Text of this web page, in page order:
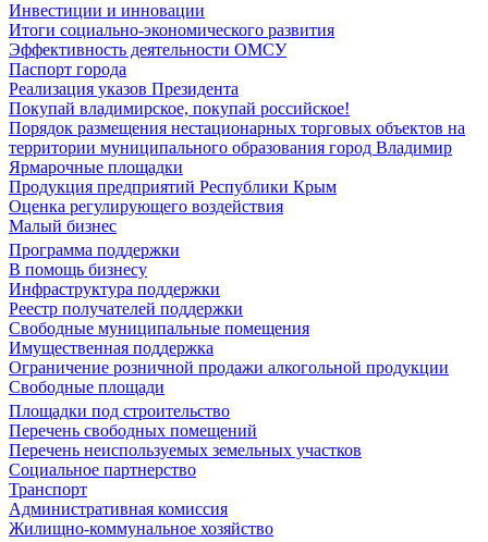
Инвестиции и инновации
Итоги социально-экономического развития
Эффективность деятельности ОМСУ
Паспорт города
Реализация указов Президента
Покупай владимирское, покупай российское!
Порядок размещения нестационарных торговых объектов на
территории муниципального образования город Владимир
Ярмарочные площадки
Продукция предприятий Республики Крым
Оценка регулирующего воздействия
Малый бизнес
Программа поддержки
В помощь бизнесу
Инфраструктура поддержки
Реестр получателей поддержки
Свободные муниципальные помещения
Имущественная поддержка
Ограничение розничной продажи алкогольной продукции
Свободные площади
Площадки под строительство
Перечень свободных помещений
Перечень неиспользуемых земельных участков
Социальное партнерство
Транспорт
Административная комиссия
Жилищно-коммунальное хозяйство